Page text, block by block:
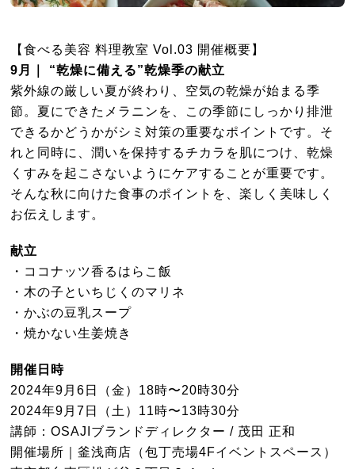
【食べる美容 料理教室 Vol.03 開催概要】
9月｜ “乾燥に備える”乾燥季の献立
紫外線の厳しい夏が終わり、空気の乾燥が始まる季
節。夏にできたメラニンを、この季節にしっかり排泄
できるかどうかがシミ対策の重要なポイントです。そ
れと同時に、潤いを保持するチカラを肌につけ、乾燥
くすみを起こさないようにケアすることが重要です。
そんな秋に向けた食事のポイントを、楽しく美味しく
お伝えします。
献立
・ココナッツ⾹るはらこ飯
・⽊の⼦といちじくのマリネ
・かぶの⾖乳スープ
・焼かない⽣姜焼き
開催日時
2024年9月6日（金）18時〜20時30分
2024年9月7日（土）11時〜13時30分
講師：OSAJIブランドディレクター / 茂田 正和
開催場所｜釜浅商店（包丁売場4Fイベントスペース）